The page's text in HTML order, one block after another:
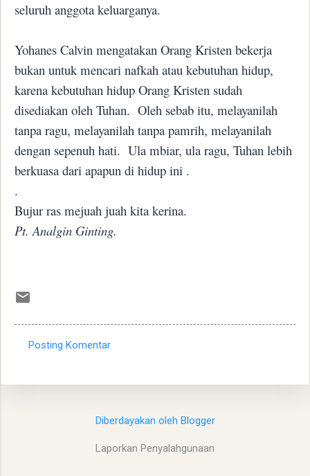
seluruh anggota keluarganya.
Yohanes Calvin mengatakan Orang Kristen bekerja
bukan untuk mencari nafkah atau kebutuhan hidup,
karena kebutuhan hidup Orang Kristen sudah
disediakan oleh Tuhan. Oleh sebab itu, melayanilah
tanpa ragu, melayanilah tanpa pamrih, melayanilah
dengan sepenuh hati. Ula mbiar, ula ragu, Tuhan lebih
berkuasa dari apapun di hidup ini .
.
Bujur ras mejuah juah kita kerina.
Pt. Analgin Ginting.
Posting Komentar
Diberdayakan oleh Blogger
Laporkan Penyalahgunaan